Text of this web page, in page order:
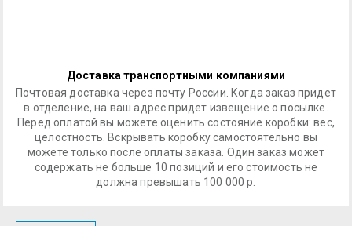
Доставка транспортными компаниями
Почтовая доставка через почту России. Когда заказ придет
в отделение, на ваш адрес придет извещение о посылке.
Перед оплатой вы можете оценить состояние коробки: вес,
целостность. Вскрывать коробку самостоятельно вы
можете только после оплаты заказа. Один заказ может
содержать не больше 10 позиций и его стоимость не
должна превышать 100 000 р.